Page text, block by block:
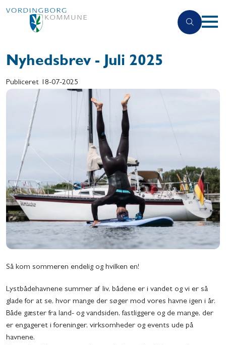
Nyhedsbrev - Juli 2025
Publiceret 18-07-2025
Så kom sommeren endelig og hvilken en!
Lystbådehavnene summer af liv, bådene er i vandet og vi er så
glade for at se, hvor mange der søger mod vores havne igen i år.
Både gæster fra land- og vandsiden, fastliggere og de mange, der
er engageret i foreninger, virksomheder og events ude på
havnene.